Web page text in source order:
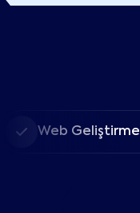
Web Geliştirme